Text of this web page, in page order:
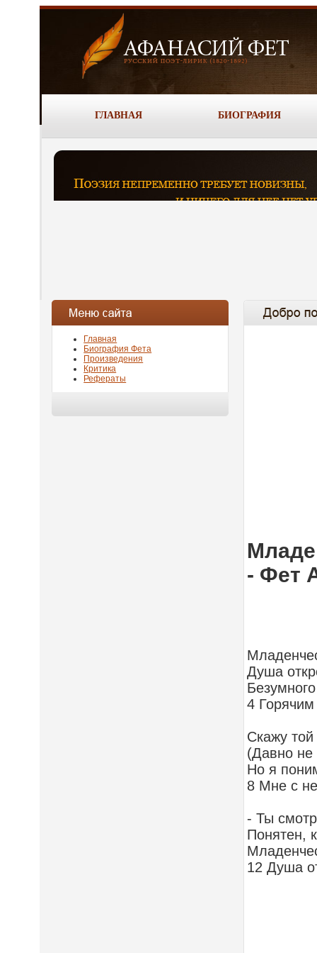
ГЛАВНАЯ БИОГРАФИЯ
Главная
Биография Фета
Произведения
Критика
Рефераты
- Фет
Душа
4
Скажу той
(Давно
Но я
8 Мне с
- Ты
Понятен,
12 Душа